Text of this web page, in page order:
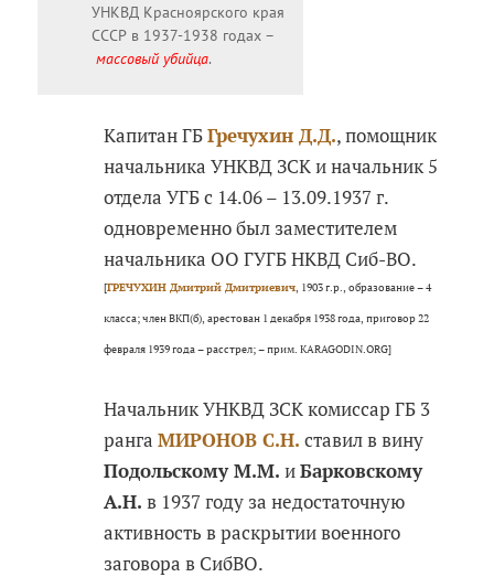
УНКВД Красноярского края
СССР в 1937-1938 годах –
массовый убийца.
Капитан ГБГречухин Д.Д., помощник
начальника УНКВД ЗСК и начальник 5
отдела УГБ с 14.06 – 13.09.1937 г.
одновременно был заместителем
начальника ОО ГУГБ НКВД Сиб-ВО.
[ГРЕЧУХИН Дмитрий Дмитриевич, 1903 г.р., образование – 4
класса; член ВКП(б), арестован 1 декабря 1938 года, приговор 22
февраля 1939 года – расстрел; – прим. KARAGODIN.ORG]
Начальник УНКВД ЗСК комиссар ГБ 3
рангаМИРОНОВ С.Н. ставил в вину
Подольскому М.М. иБарковскому
А.Н. в 1937 году за недостаточную
активность в раскрытии военного
заговора в СибВО.